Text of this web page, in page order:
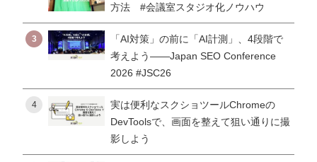
方法 #会議室スタジオ化ノウハウ
3
「AI対策」の前に「AI計測」、4段階で
考えよう——Japan SEO Conference
2026 #JSC26
4
実は便利なスクショツールChromeの
DevToolsで、画面を整えて狙い通りに撮
影しよう